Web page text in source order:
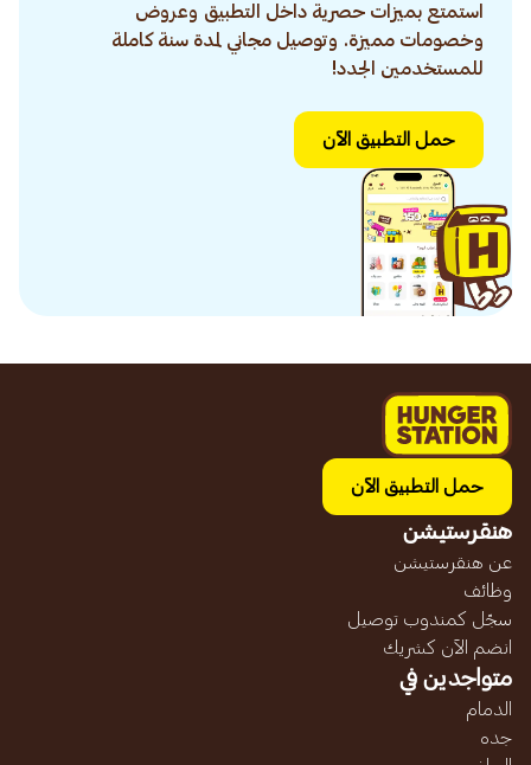
استمتع بميزات حصرية داخل التطبيق وعروض
وخصومات مميزة. وتوصيل مجاني لمدة سنة كاملة
للمستخدمين الجدد!
حمل التطبيق الآن
حمل التطبيق الآن
هنقرستيشن
عن هنقرستيشن
وظائف
سجّل كمندوب توصيل
انضم الآن كشريك
متواجدين في
الدمام
جده